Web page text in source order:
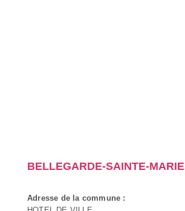
BELLEGARDE-SAINTE-MARIE
Adresse de la commune :